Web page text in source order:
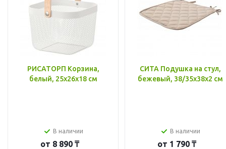
РИСАТОРП Корзина,
белый, 25x26x18 см
В наличии
от 8 890 ₸
СИТА Подушка на стул,
бежевый, 38/35x38x2 см
В наличии
от 1 790 ₸